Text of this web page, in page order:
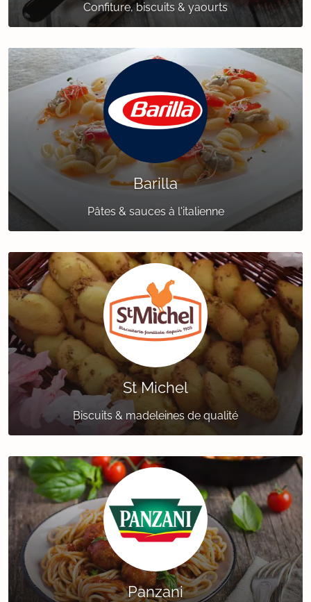
Confiture, biscuits & yaourts
Barilla
Pâtes & sauces à l'italienne
St Michel
Biscuits & madeleines de qualité
Panzani